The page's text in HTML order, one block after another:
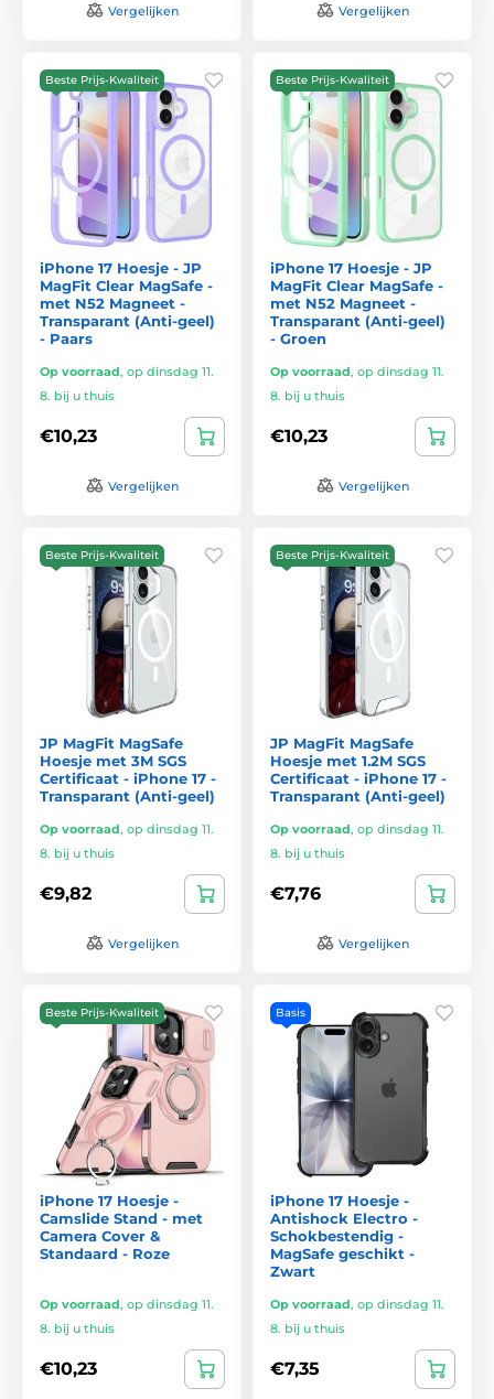
Vergelijken Vergelijken
Beste Prijs-Kwaliteit
iPhone 17 Hoesje - JP
MagFit Clear MagSafe -
met N52 Magneet -
Transparant (Anti-geel)
- Paars
Op voorraad, op dinsdag 11.
8. bij u thuis
€10,23
Vergelijken
Beste Prijs-Kwaliteit
iPhone 17 Hoesje - JP
MagFit Clear MagSafe -
met N52 Magneet -
Transparant (Anti-geel)
- Groen
Op voorraad, op dinsdag 11.
8. bij u thuis
€10,23
Vergelijken
Beste Prijs-Kwaliteit
JP MagFit MagSafe
Hoesje met 3M SGS
Certificaat - iPhone 17 -
Transparant (Anti-geel)
Op voorraad, op dinsdag 11.
8. bij u thuis
€9,82
Vergelijken
Beste Prijs-Kwaliteit
JP MagFit MagSafe
Hoesje met 1.2M SGS
Certificaat - iPhone 17 -
Transparant (Anti-geel)
Op voorraad, op dinsdag 11.
8. bij u thuis
€7,76
Vergelijken
Beste Prijs-Kwaliteit
iPhone 17 Hoesje -
Camslide Stand - met
Camera Cover &
Standaard - Roze
Op voorraad, op dinsdag 11.
8. bij u thuis
€10,23
Basis
iPhone 17 Hoesje -
Antishock Electro -
Schokbestendig -
MagSafe geschikt -
Zwart
Op voorraad, op dinsdag 11.
8. bij u thuis
€7,35